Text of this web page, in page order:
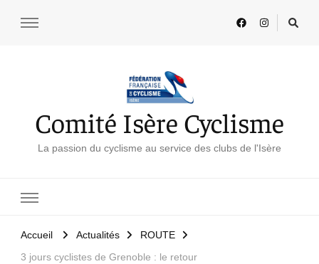
Comité Isère Cyclisme
La passion du cyclisme au service des clubs de l'Isère
Accueil Actualités
ROUTE
3 jours cyclistes de Grenoble : le retour